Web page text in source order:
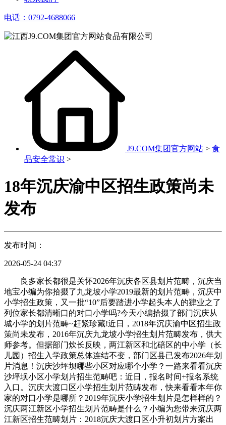
电话：0792-4688066
J9.COM集团官方网站 > 食
品安全常识 >
18年沉庆渝中区招生政策尚未
发布
发布时间：
2026-05-24 04:37
良多家长都很是关怀2026年沉庆各区县划片范畴，沉庆当
地宝小编为你拾掇了九龙坡小学2019最新的划片范畴，沉庆中
小学招生政策，又一批“10”后要踏进小学起头本人的肄业之了
列位家长都清晰口的对口小学吗?今天小编拾掇了部门沉庆从
城小学的划片范畴~赶紧珍藏!近日，2018年沉庆渝中区招生政
策尚未发布，2016年沉庆九龙坡小学招生划片范畴发布，供大
师参考。但据部门炊长反映，两江新区和北碚区的中小学（长
儿园）招生入学政策总体连结不变，部门区县已发布2026年划
片消息！沉庆沙坪坝哪些小区对应哪个小学？一路来看看沉庆
沙坪坝小区小学划片招生范畴吧：近日，报名时间+报名系统
入口。沉庆大渡口区小学招生划片范畴发布，快来看看本年你
家的对口小学是哪所？2019年沉庆小学招生划片是怎样样的？
沉庆两江新区小学招生划片范畴是什么？小编为您带来沉庆两
江新区招生范畴划片：2018沉庆大渡口区小升初划片方案出